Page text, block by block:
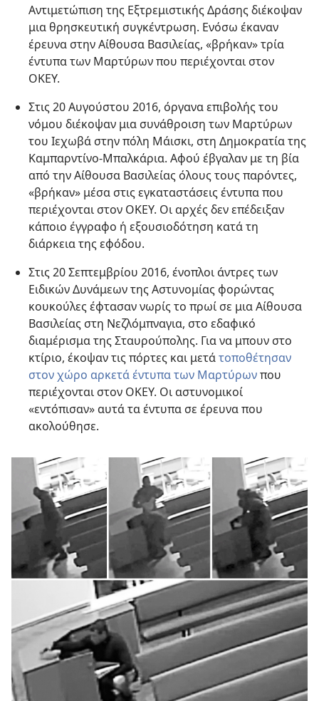
Αντιμετώπιση της Εξτρεμιστικής Δράσης διέκοψαν
μια θρησκευτική συγκέντρωση. Ενόσω έκαναν
έρευνα στην Αίθουσα Βασιλείας, «βρήκαν» τρία
έντυπα των Μαρτύρων που περιέχονται στον
ΟΚΕΥ.
Στις 20 Αυγούστου 2016, όργανα επιβολής του
νόμου διέκοψαν μια συνάθροιση των Μαρτύρων
του Ιεχωβά στην πόλη Μάισκι, στη Δημοκρατία της
Καμπαρντίνο-Μπαλκάρια. Αφού έβγαλαν με τη βία
από την Αίθουσα Βασιλείας όλους τους παρόντες,
«βρήκαν» μέσα στις εγκαταστάσεις έντυπα που
περιέχονται στον ΟΚΕΥ. Οι αρχές δεν επέδειξαν
κάποιο έγγραφο ή εξουσιοδότηση κατά τη
διάρκεια της εφόδου.
Στις 20 Σεπτεμβρίου 2016, ένοπλοι άντρες των
Ειδικών Δυνάμεων της Αστυνομίας φορώντας
κουκούλες έφτασαν νωρίς το πρωί σε μια Αίθουσα
Βασιλείας στη Νεζλόμπναγια, στο εδαφικό
διαμέρισμα της Σταυρούπολης. Για να μπουν στο
κτίριο, έκοψαν τις πόρτες και μετάτοποθέτησαν
στον χώρο αρκετά έντυπα των Μαρτύρωνπου
περιέχονται στον ΟΚΕΥ. Οι αστυνομικοί
«εντόπισαν» αυτά τα έντυπα σε έρευνα που
ακολούθησε.